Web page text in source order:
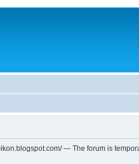
— The forum is